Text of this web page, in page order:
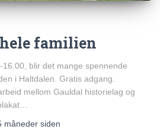
familien
blir det mange spennende
i Haltdalen. Gratis adgang.
mellom Gauldal historielag og
måneder siden